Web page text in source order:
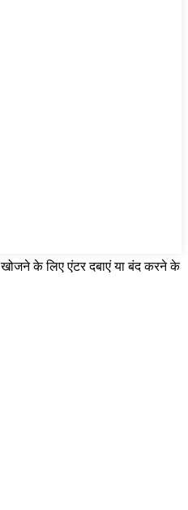
खोजने के लिए एंटर दबाएं या बंद करने के